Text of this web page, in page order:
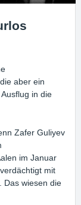
aber ein
in die
Zafer Guliyev
im Januar
mit
Das wiesen die